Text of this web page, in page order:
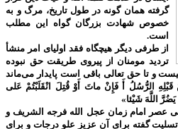
گرفته همان گونه در طول تاریخ، مرگ و به
خصوص شهادت بزرگان گواه این مطلب
است.
از طرفی دیگر هیچگاه فقد اولیای امر منشأ
تردید مومنان از پیروی طریقت حق نبوده
و تا حق تعالی باقی است پایدار می‌ماند
الرُّسُلُ أَ فَإِنْ ماتَ أَوْ قُتِلَ انْقَلَبْتُمْ عَلى‌
اللَّهَ شَيْئا»
عصر امام زمان عجل الله فرجه الشریف و
گفته برای آن عزیز علو درجات و برای